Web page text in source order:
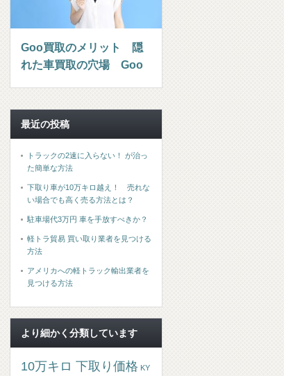
Goo買取のメリット 隠
れた車買取の穴場 Goo
最近の投稿
トラックの2速に入らない！ が治っ
た簡単な方法
下取り車が10万キロ越え！ 売れな
い場合でも高く売る方法とは？
駐車場代3万円 車を手放すべきか？
軽トラ貿易 買い取り業者を見つける
方法
アメリカへの軽トラック輸出業者を
見つける方法
より細かく分類しています
10万キロ 下取り価格 KY